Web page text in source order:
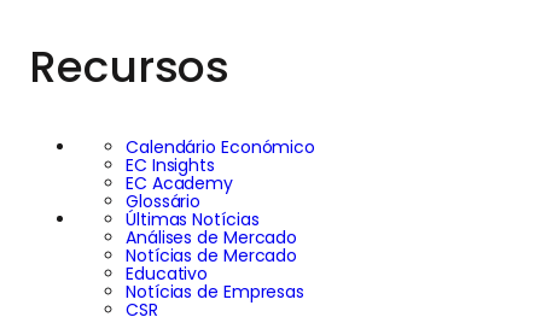
Recursos
Calendário Económico
EC Insights
EC Academy
Glossário
Últimas Notícias
Análises de Mercado
Notícias de Mercado
Educativo
Notícias de Empresas
CSR